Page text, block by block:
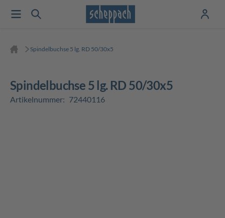
Spindelbuchse 5 lg. RD 50/30x5
Spindelbuchse 5 lg. RD 50/30x5
Artikelnummer: 72440116